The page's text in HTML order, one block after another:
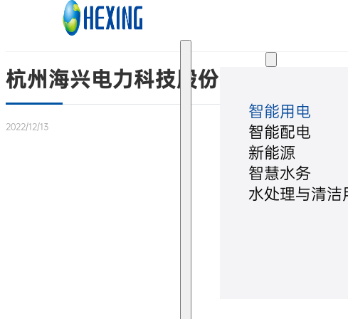
跳转到主要内容 跳转到页脚
智能用电
智能配电
新能源
智慧水务
水处理与清洁
杭州海兴电力科技股份有限公司关
2022/12/13